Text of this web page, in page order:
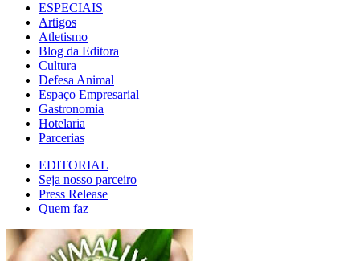
ESPECIAIS
Artigos
Atletismo
Blog da Editora
Cultura
Defesa Animal
Espaço Empresarial
Gastronomia
Hotelaria
Parcerias
EDITORIAL
Seja nosso parceiro
Press Release
Quem faz